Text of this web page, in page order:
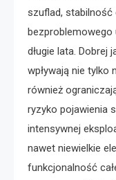
szuflad, stabilność
bezproblemowego
długie lata. Dobrej
wpływają nie
również
ryzyko pojawienia
intensywnej
nawet niewielkie
funkcjonalność